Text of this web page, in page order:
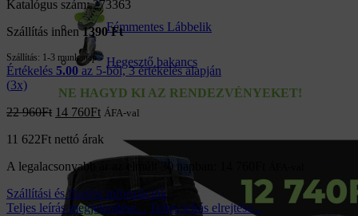
Fémmentes Lábbelik
Hegesztő bakancs
NE HAGYD KI AZ RENDEZVÉNYEKET!
Katalógus szám: 273363
Szállítás innen1390 Ft
Szállítás: 1-3 munkanap
Értékelés 5.00az 5-ből,3értékelés alapján
(3x)
22 960Ft 14 760Ft ÁFA-val
11 622Ft nettó árak
A legalacsonyabb ár az elmúlt 30 napban:
Szállítási és fizetési információk
Teljes leírás megjelenítése... Teljes leírás elrejtése...